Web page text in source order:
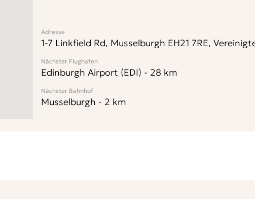
Adresse
1-7 Linkfield Rd, Musselburgh EH21 7RE,
Nächster Flughafen
Edinburgh Airport (EDI) - 28 km
Nächster Bahnhof
Musselburgh - 2 km